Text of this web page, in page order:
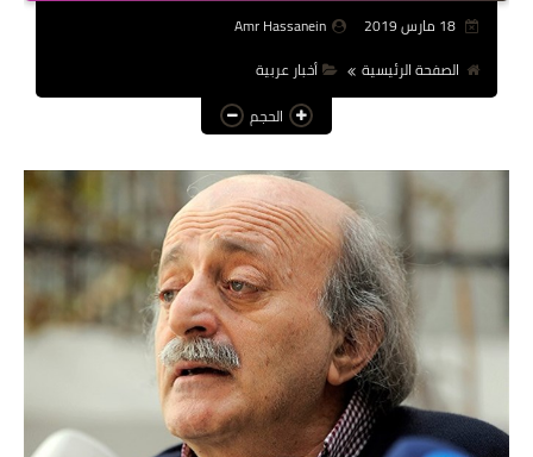
فعاليات
تكنولوجيا
عالم المرأة
فن وثقافة
أخبار مصر
أخبار عربية
أخبار النجوم
أخبار العالم
18 مارس 2019
Amr Hassanein
الصفحة الرئيسية
أخبار عربية
الحجم